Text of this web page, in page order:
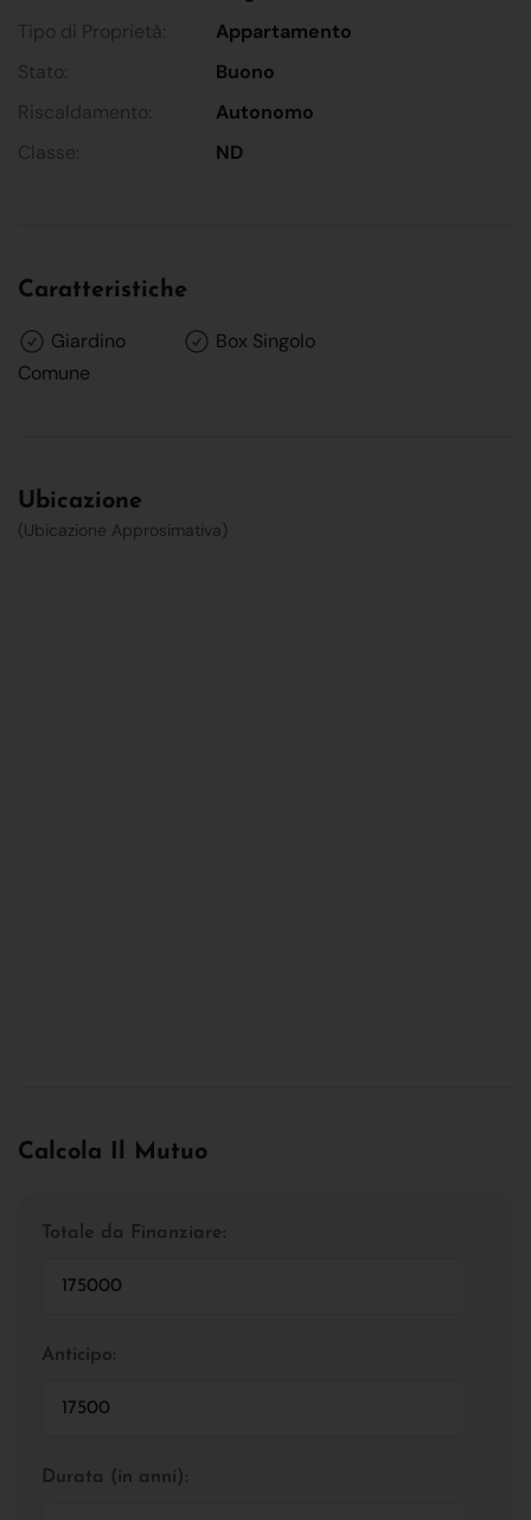
Tipo di Proprietà:
Appartamento
Stato:
Buono
Riscaldamento:
Autonomo
Classe:
ND
Caratteristiche
Giardino
Comune
Box Singolo
Ubicazione
(Ubicazione Approsimativa)
Calcola Il Mutuo
Totale da Finanziare:
Anticipo:
Durata (in anni):